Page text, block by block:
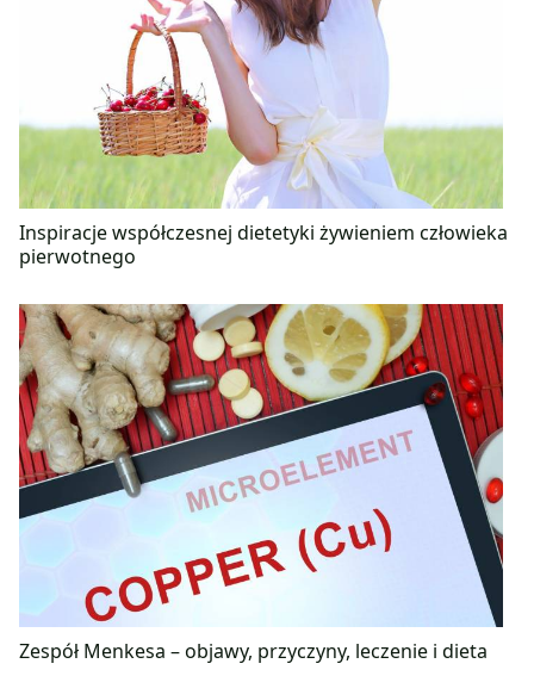
Inspiracje współczesnej dietetyki żywieniem człowieka
pierwotnego
Zespół Menkesa – objawy, przyczyny, leczenie i dieta